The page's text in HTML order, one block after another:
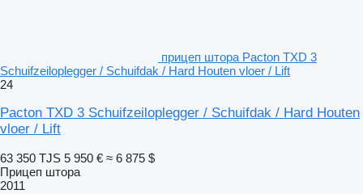
прицеп штора Pacton TXD 3
Schuifzeiloplegger / Schuifdak / Hard Houten vloer / Lift
24
Pacton TXD 3 Schuifzeiloplegger / Schuifdak / Hard Houten
vloer / Lift
63 350 TJS 5 950 € ≈ 6 875 $
Прицеп штора
2011